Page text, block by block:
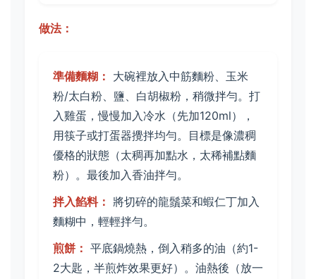
做法：
準備麵糊： 大碗裡放入中筋麵粉、玉米
粉/太白粉、鹽、白胡椒粉，稍微拌勻。打
入雞蛋，慢慢加入冷水（先加120ml），
用筷子或打蛋器攪拌均勻。目標是像濃稠
優格的狀態（太稠再加點水，太稀補點麵
粉）。最後加入香油拌勻。
拌入餡料： 將切碎的龍鬚菜和蝦仁丁加入
麵糊中，輕輕拌勻。
煎餅： 平底鍋燒熱，倒入稍多的油（約1-
2大匙，半煎炸效果更好）。油熱後（放一